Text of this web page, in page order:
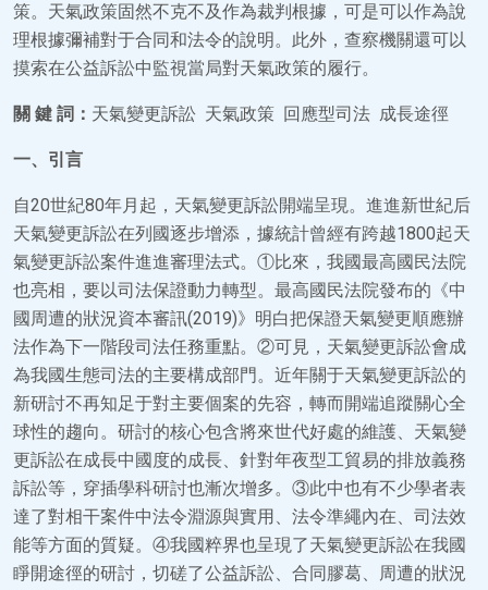
策。天氣政策固然不克不及作為裁判根據，可是可以作為說
理根據彌補對于合同和法令的說明。此外，查察機關還可以
摸索在公益訴訟中監視當局對天氣政策的履行。
關 鍵 詞： 天氣變更訴訟 天氣政策 回應型司法 成長途徑
一、引言
自20世紀80年月起，天氣變更訴訟開端呈現。進進新世紀后
天氣變更訴訟在列國逐步增添，據統計曾經有跨越1800起天
氣變更訴訟案件進進審理法式。①比來，我國最高國民法院
也亮相，要以司法保證動力轉型。最高國民法院發布的《中
國周遭的狀況資本審訊(2019)》明白把保證天氣變更順應辦
法作為下一階段司法任務重點。②可見，天氣變更訴訟會成
為我國生態司法的主要構成部門。近年關于天氣變更訴訟的
新研討不再知足于對主要個案的先容，轉而開端追蹤關心全
球性的趨向。研討的核心包含將來世代好處的維護、天氣變
更訴訟在成長中國度的成長、針對年夜型工貿易的排放義務
訴訟等，穿插學科研討也漸次增多。③此中也有不少學者表
達了對相干案件中法令淵源與實用、法令準繩內在、司法效
能等方面的質疑。④我國粹界也呈現了天氣變更訴訟在我國
睜開途徑的研討，切磋了公益訴訟、合同膠葛、周遭的狀況